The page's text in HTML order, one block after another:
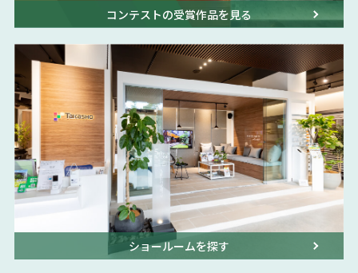
コンテストの受賞作品を見る
ショールームを探す